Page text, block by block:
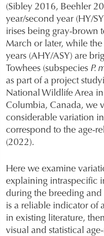
(Sibley 2016, Beehler
year/second year (HY/
irises being gray-brown
March or later, while the
years (AHY/ASY) are
Towhees (subspecies P.
as part of a project
National Wildlife Area
Columbia, Canada, we
considerable variation
correspond to the age-
(2022).
Here we examine
explaining intraspecific
during the breeding and
is a reliable indicator of
in existing literature,
visual and statistical